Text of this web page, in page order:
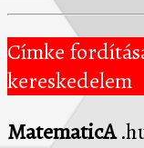
Címke
kereskedelem
MatematicA